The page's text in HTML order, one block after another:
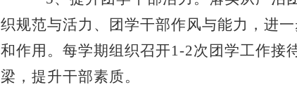
织规范与活力、团学干部作风与能力，进
和作用。每学期组织召开1-2次团学工作接
梁，提升干部素质。